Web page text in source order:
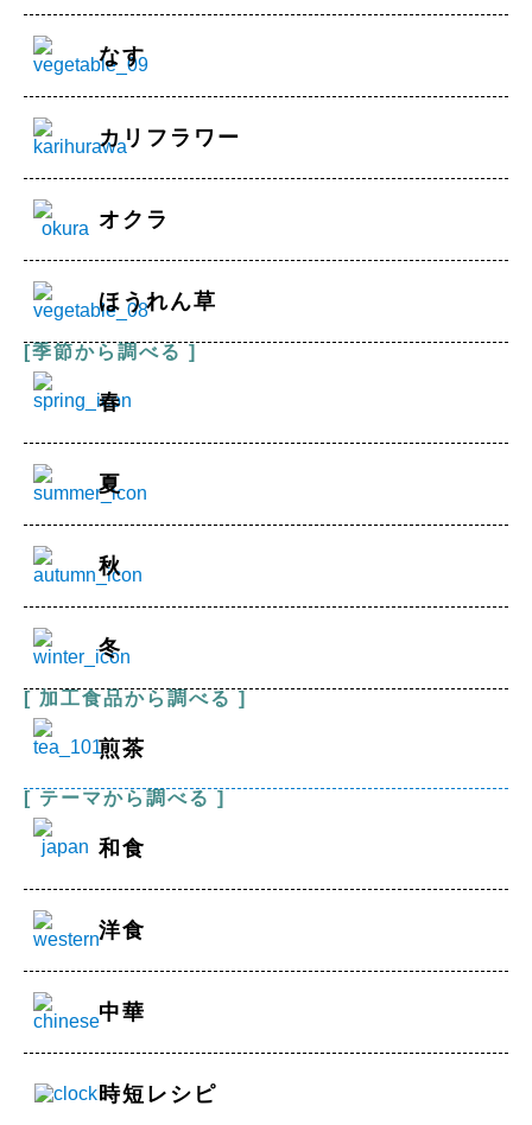
なす
カリフラワー
オクラ
ほうれん草
[季節から調べる ]
春
夏
秋
冬
[ 加工食品から調べる ]
煎茶
[ テーマから調べる ]
和食
洋食
中華
時短レシピ